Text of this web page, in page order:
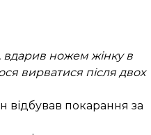
вдарив ножем жінку в
вирватися після двох
відбував покарання за